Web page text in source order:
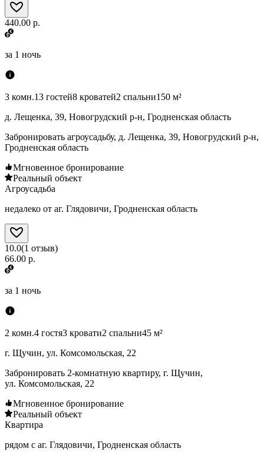
440.00 р.
за 1 ночь
3 комн.13 гостей8 кроватей2 спальни150 м²
д. Лещенка, 39, Новогрудский р-н, Гродненская область
Забронировать агроусадьбу, д. Лещенка, 39, Новогрудский р-н,
Гродненская область
Мгновенное бронирование
Реальный объект
Агроусадьба
недалеко от аг. Глядовичи, Гродненская область
10.0(1 отзыв)
66.00 р.
за 1 ночь
2 комн.4 гостя3 кровати2 спальни45 м²
г. Щучин, ул. Комсомольская, 22
Забронировать 2-комнатную квартиру, г. Щучин,
ул. Комсомольская, 22
Мгновенное бронирование
Реальный объект
Квартира
рядом с аг. Глядовичи, Гродненская область